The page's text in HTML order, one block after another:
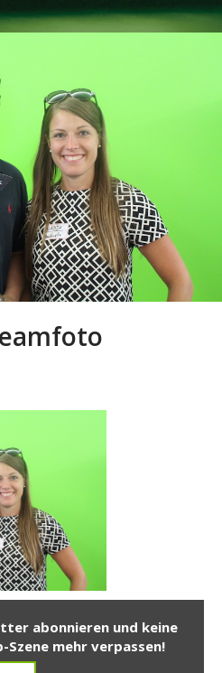
abonnieren und keine
mehr verpassen!